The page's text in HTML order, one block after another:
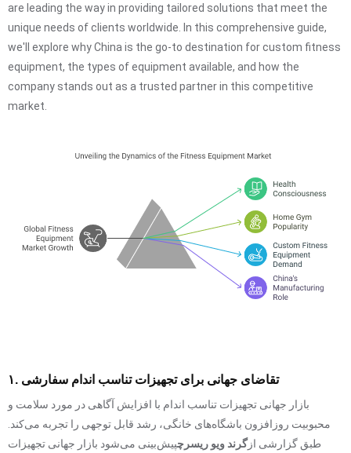
are leading the way in providing tailored solutions that meet the
unique needs of clients worldwide. In this comprehensive guide,
we'll explore why China is the go-to destination for custom fitness
equipment, the types of equipment available, and how the
company stands out as a trusted partner in this competitive
market.
۱. تقاضای جهانی برای تجهیزات تناسب اندام سفارشی
بازار جهانی تجهیزات تناسب اندام با افزایش آگاهی در مورد سلامت و
محبوبیت روزافزون باشگاه‌های خانگی، رشد قابل توجهی را تجربه می‌کند.
طبق گزارشی ازگرند ویو ریسرچپیش‌بینی می‌شود بازار جهانی تجهیزات